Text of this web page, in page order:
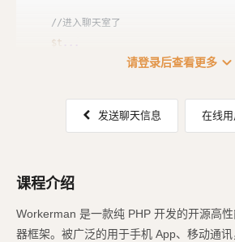
//进入聊天室了
$t
请登录后查看更多 expand_more
发送聊天信息 在线
课程介绍
Workerman 是一款纯 PHP 开发的开源高
器框架。被广泛的用于手机 App、移动通